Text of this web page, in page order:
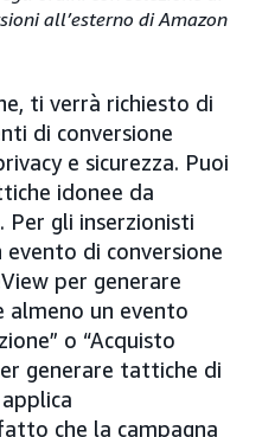
all’esterno di Amazon
ti verrà richiesto di
di conversione
e sicurezza. Puoi
idonee da
Per gli inserzionisti
evento di conversione
per generare
un evento
o “Acquisto
generare tattiche di
che la campagna